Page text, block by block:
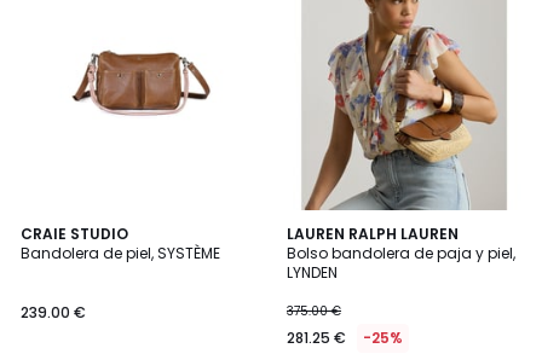
CRAIE STUDIO
Bandolera de piel, SYSTÈME
239.00 €
LAUREN RALPH LAUREN
Bolso bandolera de paja y piel,
LYNDEN
375.00 €
281.25 € -25%
2
Colores